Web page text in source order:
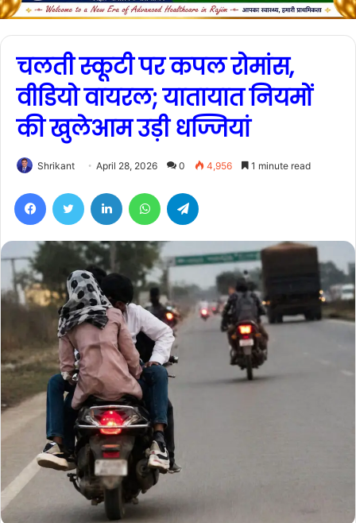
चलती स्कूटी पर कपल रोमांस,
वीडियो वायरल; यातायात नियमों
की खुलेआम उड़ी धज्जियां
Shrikant April 28, 2026 0 4,956 1 minute read